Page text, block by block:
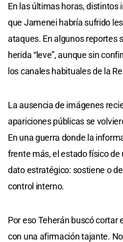
En las últimas horas, distintos
que Jamenei habría sufrido
ataques. En algunos reportes
herida “leve”, aunque sin
los canales habituales de la
La ausencia de imágenes
apariciones públicas se
En una guerra donde la
frente más, el estado físico de
dato estratégico: sostiene o
control interno.
Por eso Teherán buscó cortar
con una afirmación tajante.